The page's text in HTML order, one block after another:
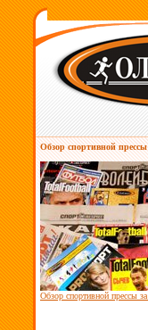
Обзор спортивной прессы
Обзор спортивной прессы за